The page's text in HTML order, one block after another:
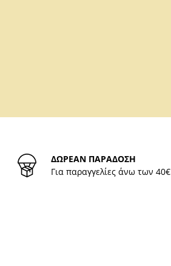
ΔΩΡΕΑΝ ΠΑΡΑΔΟΣΗ
Για παραγγελίες άνω των 40€